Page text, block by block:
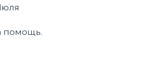
помощь.